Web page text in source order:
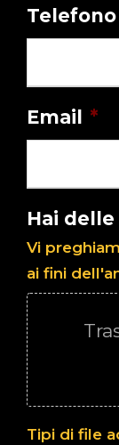
Telefono
Email *
Hai
Vi
ai fini
Tipi di file